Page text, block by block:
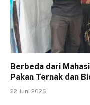
Berbeda dari
Pakan Ternak dan
22 Juni 2026